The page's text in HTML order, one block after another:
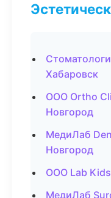
Хабаровск
ООО Ortho
Новгород
МедиЛаб
Новгород
ООО Lab
МедиЛаб